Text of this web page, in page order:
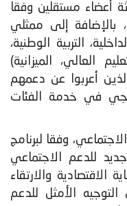
أعضاء مستقلين وفقا
بالإضافة إلى ممثلي
التربية الوطنية،
العالي، الميزانية)
أعربوا عن دعمهم
في خدمة الفئات
وفقا لبرنامج
للدعم الاجتماعي
الاقتصادية والارتقاء
الأمثل للدعم